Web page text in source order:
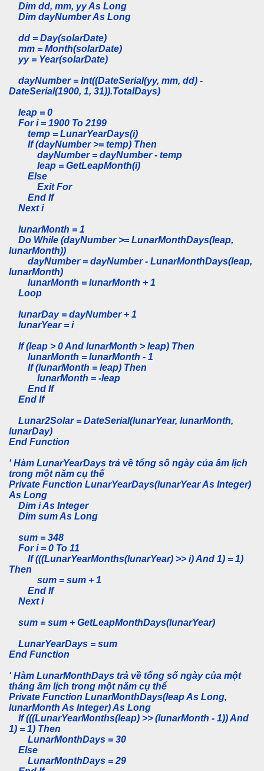
Dim dd, mm, yy As Long
Dim dayNumber As Long
dd = Day(solarDate)
mm = Month(solarDate)
yy = Year(solarDate)
dayNumber = Int((DateSerial(yy, mm, dd) -
DateSerial(1900, 1, 31)).TotalDays)
leap = 0
For i = 1900 To 2199
temp = LunarYearDays(i)
If (dayNumber >= temp) Then
dayNumber = dayNumber - temp
leap = GetLeapMonth(i)
Else
Exit For
End If
Next i
lunarMonth = 1
Do While (dayNumber >= LunarMonthDays(leap,
lunarMonth))
dayNumber = dayNumber - LunarMonthDays(leap,
lunarMonth)
lunarMonth = lunarMonth + 1
Loop
lunarDay = dayNumber + 1
lunarYear = i
If (leap > 0 And lunarMonth > leap) Then
lunarMonth = lunarMonth - 1
If (lunarMonth = leap) Then
lunarMonth = -leap
End If
End If
Lunar2Solar = DateSerial(lunarYear, lunarMonth,
lunarDay)
End Function
' Hàm LunarYearDays trả về tổng số ngày của âm lịch
trong một năm cụ thể
Private Function LunarYearDays(lunarYear As Integer)
As Long
Dim i As Integer
Dim sum As Long
sum = 348
For i = 0 To 11
If (((LunarYearMonths(lunarYear) >> i) And 1) = 1)
Then
sum = sum + 1
End If
Next i
sum = sum + GetLeapMonthDays(lunarYear)
LunarYearDays = sum
End Function
' Hàm LunarMonthDays trả về tổng số ngày của một
tháng âm lịch trong một năm cụ thể
Private Function LunarMonthDays(leap As Long,
lunarMonth As Integer) As Long
If (((LunarYearMonths(leap) >> (lunarMonth - 1)) And
1) = 1) Then
LunarMonthDays = 30
Else
LunarMonthDays = 29